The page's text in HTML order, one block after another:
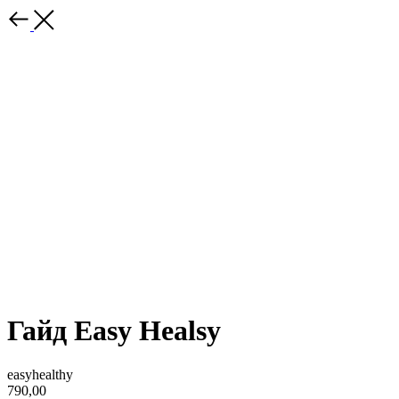
Гайд Easy Healsy
easyhealthy
790,00